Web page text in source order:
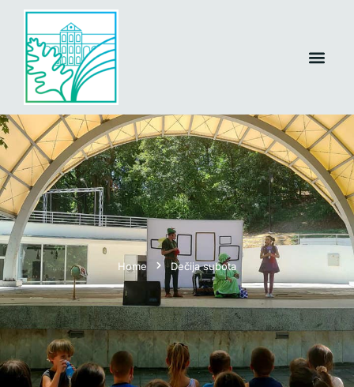
Home Dečija subota